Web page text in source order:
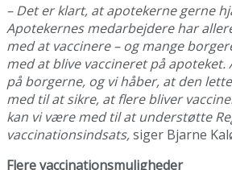
– Det er klart, at apotekerne gerne
Apotekernes medarbejdere har
med at vaccinere – og mange
med at blive vaccineret på
på borgerne, og vi håber, at den
med til at sikre, at flere bliver
kan vi være med til at understøtte
vaccinationsindsats,siger Bjarne
Flere vaccinationsmuligheder